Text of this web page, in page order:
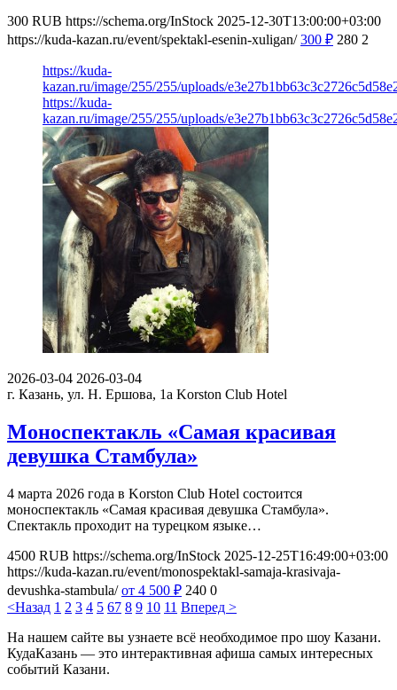
300 RUB https://schema.org/InStock 2025-12-30T13:00:00+03:00
https://kuda-kazan.ru/event/spektakl-esenin-xuligan/ 300 ₽ 280 2
https://kuda-
kazan.ru/image/255/255/uploads/
https://kuda-
kazan.ru/image/255/255/uploads/
2026-03-04 2026-03-04
г. Казань, ул. Н. Ершова, 1а Korston Club Hotel
Моноспектакль «Самая красивая
девушка Стамбула»
4 марта 2026 года в Korston Club Hotel состоится
моноспектакль «Самая красивая девушка Стамбула».
Спектакль проходит на турецком языке…
4500 RUB https://schema.org/InStock 2025-12-25T16:49:00+03:00
https://kuda-kazan.ru/event/monospektakl-samaja-krasivaja-
devushka-stambula/ от 4 500 ₽ 240 0
<Назад 1 2 3 4 5 67 8 9 10 11 Вперед >
На нашем сайте вы узнаете всё необходимое про шоу Казани.
КудаКазань — это интерактивная афиша самых интересных
событий Казани.